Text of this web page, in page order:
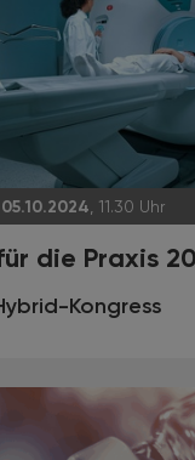
, 11.30 Uhr
die Praxis
Kongress